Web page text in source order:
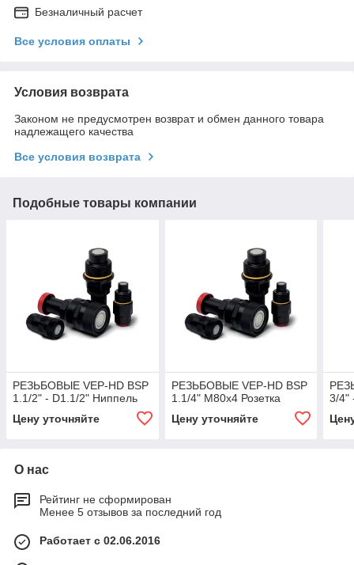
Безналичный расчет
Все условия оплаты
Условия возврата
Законом не предусмотрен возврат и обмен данного товара
надлежащего качества
Все условия возврата
Подобные товары компании
РЕЗЬБОВЫЕ VEP-HD BSP
1.1/2" - D1.1/2" Ниппель
Цену уточняйте
РЕЗЬБОВЫЕ VEP-HD BSP
1.1/4" M80x4 Розетка
Цену уточняйте
3/4"
О нас
Рейтинг не сформирован
Менее 5 отзывов за последний год
Работает с 02.06.2016